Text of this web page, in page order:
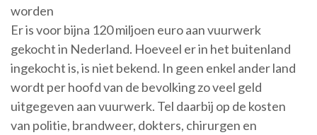
worden
Er is voor bijna 120 miljoen euro aan vuurwerk
gekocht in Nederland. Hoeveel er in het buitenland
ingekocht is, is niet bekend. In geen enkel ander land
wordt per hoofd van de bevolking zo veel geld
uitgegeven aan vuurwerk. Tel daarbij op de kosten
van politie, brandweer, dokters, chirurgen en